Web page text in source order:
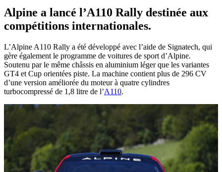
Alpine a lancé l’A110 Rally destinée aux
compétitions internationales.
L’Alpine A110 Rally a été développé avec l’aide de Signatech, qui
gère également le programme de voitures de sport d’Alpine.
Soutenu par le même châssis en aluminium léger que les variantes
GT4 et Cup orientées piste. La machine contient plus de 296 CV
d’une version améliorée du moteur à quatre cylindres
turbocompressé de 1,8 litre de l’A110.